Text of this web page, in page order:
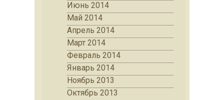
Июнь 2014
Май 2014
Апрель 2014
Март 2014
Февраль 2014
Январь 2014
Ноябрь 2013
Октябрь 2013